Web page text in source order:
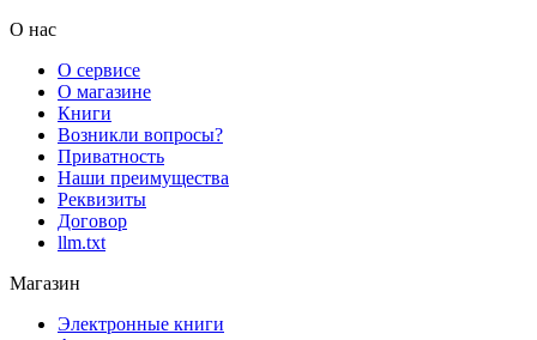
О нас
О сервисе
О магазине
Книги
Возникли вопросы?
Приватность
Наши преимущества
Реквизиты
Договор
llm.txt
Магазин
Электронные книги